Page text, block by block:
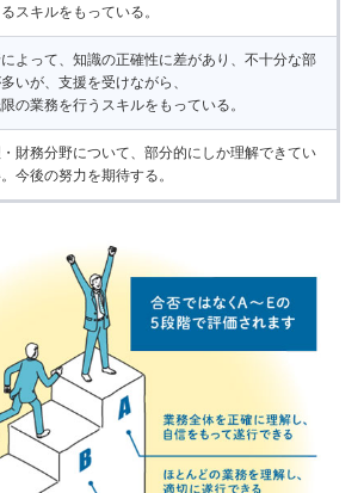
スキルをもっている。
よって、知識の正確性に差があり、不十分な部
いが、支援を受けながら、
の業務を行うスキルをもっている。
財務分野について、部分的にしか理解できてい
今後の努力を期待する。